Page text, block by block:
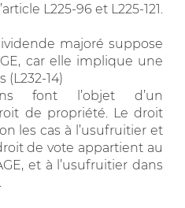
L225-96 et L225-121.
majoré suppose
car elle implique une
14)
font l’objet d’un
de propriété. Le droit
les cas à l’usufruitier et
de vote appartient au
et à l’usufruitier dans